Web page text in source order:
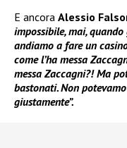
E ancora Alessio
impossibile, mai,
andiamo a fare un
come l’ha messa
messa Zaccagni?! Ma
bastonati. Non
giustamente”.